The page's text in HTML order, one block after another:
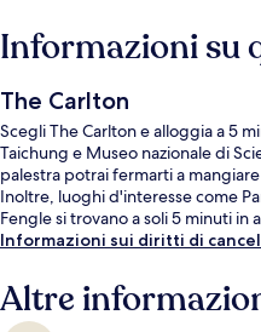
Informazioni su
The Carlton
Scegli The Carlton e alloggia a 5
Taichung e Museo nazionale di
palestra potrai fermarti a
Inoltre, luoghi d'interesse come
Fengle si trovano a soli 5 minuti in
Informazioni sui diritti di
Altre